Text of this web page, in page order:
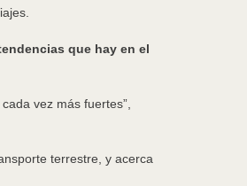
que hay en el
vez más fuertes”,
terrestre, y acerca